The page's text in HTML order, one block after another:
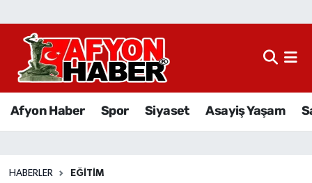
Afyon Haber Spor Siyaset Asayiş Yaşam
HABERLER EĞITIM
Afyon Haber